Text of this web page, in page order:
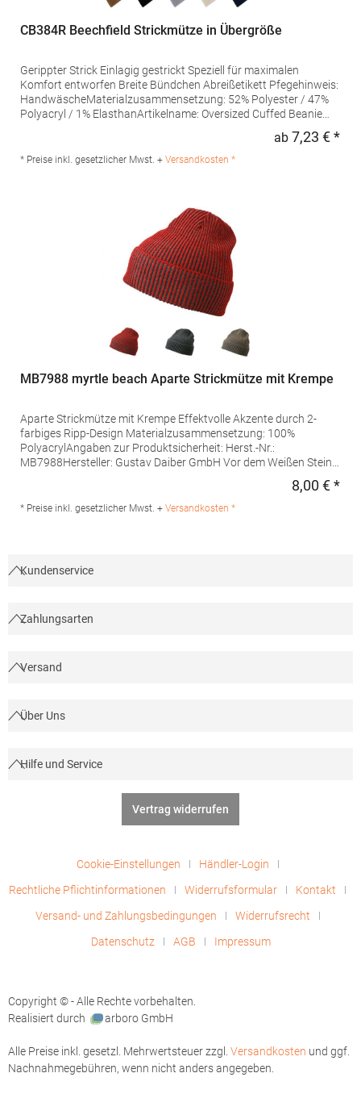
CB384R Beechfield Strickmütze in Übergröße
Gerippter Strick Einlagig gestrickt Speziell für maximalen
Komfort entworfen Breite Bündchen Abreißetikett Pfegehinweis:
HandwäscheMaterialzusammensetzung: 52% Polyester / 47%
Polyacryl / 1% ElasthanArtikelname: Oversized Cuffed Beanie
Beechfield Brands Europe B.V. Posthoornstraat 17 3011WD
Rotterdam Niederlande E-Mail: marketing@beechfield.com
ab 7,23 € *
* Preise inkl. gesetzlicher Mwst. + Versandkosten *
MB7988 myrtle beach Aparte Strickmütze mit Krempe
Aparte Strickmütze mit Krempe Effektvolle Akzente durch 2-
farbiges Ripp-Design Materialzusammensetzung: 100%
PolyacrylAngaben zur Produktsicherheit: Herst.-Nr.:
MB7988Hersteller: Gustav Daiber GmbH Vor dem Weißen Stein
8,00 € *
* Preise inkl. gesetzlicher Mwst. + Versandkosten *
Kundenservice
Zahlungsarten
Versand
Über Uns
Hilfe und Service
Vertrag widerrufen
Cookie-Einstellungen
Händler-Login
Rechtliche Pflichtinformationen
Widerrufsformular
Kontakt
Versand- und Zahlungsbedingungen
Widerrufsrecht
Datenschutz
AGB Impressum
Copyright © - Alle Rechte vorbehalten.
Realisiert durch
arboro GmbH
Alle Preise inkl. gesetzl. Mehrwertsteuer zzgl. Versandkosten und ggf.
Nachnahmegebühren, wenn nicht anders angegeben.